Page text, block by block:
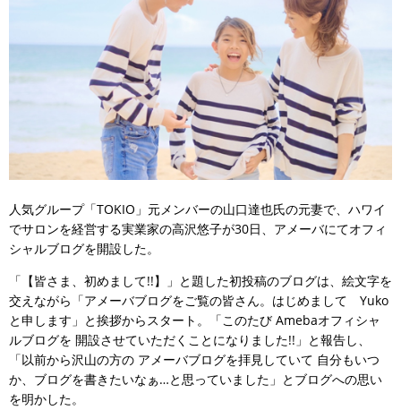
人気グループ「TOKIO」元メンバーの山口達也氏の元妻で、ハワイ
でサロンを経営する実業家の高沢悠子が30日、アメーバにてオフィ
シャルブログを開設した。
「【皆さま、初めまして!!】」と題した初投稿のブログは、絵文字を
交えながら「アメーバブログをご覧の皆さん。はじめまして Yuko
と申します」と挨拶からスタート。「このたび Amebaオフィシャ
ルブログを 開設させていただくことになりました!!」と報告し、
「以前から沢山の方の アメーバブログを拝見していて 自分もいつ
か、ブログを書きたいなぁ…と思っていました」とブログへの思い
を明かした。